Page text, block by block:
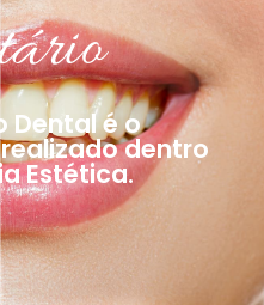
Dental é o
dentro
Estética.